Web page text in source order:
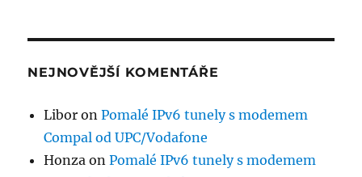
NEJNOVĚJŠÍ KOMENTÁŘE
Libor onPomalé IPv6 tunely s modemem
Compal od UPC/Vodafone
Honza onPomalé IPv6 tunely s modemem